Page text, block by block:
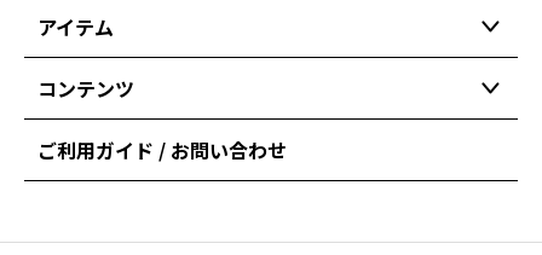
アイテム
コンテンツ
ご利用ガイド / お問い合わせ